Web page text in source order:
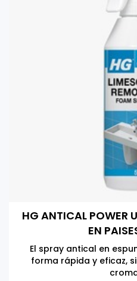
HG ANTICAL POWER
EN
El spray antical en
forma rápida y eficaz,